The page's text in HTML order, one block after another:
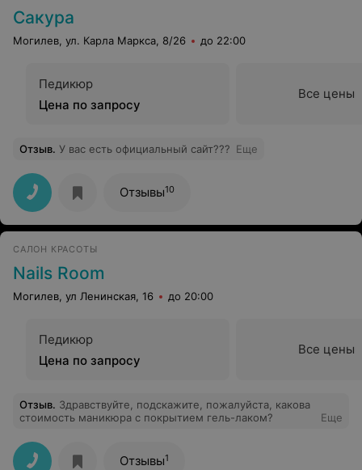
Сакура
Могилев, ул. Карла Маркса, 8/26 до 22:00
Педикюр
Цена по запросу
Все цены
Отзыв. У вас есть официальный сайт??? Еще
Отзывы10
САЛОН КРАСОТЫ
Nails Room
Могилев, ул Ленинская, 16 до 20:00
Педикюр
Цена по запросу
Все цены
Отзыв. Здравствуйте, подскажите, пожалуйста, какова
стоимость маникюра с покрытием гель-лаком?
Еще
Отзывы1